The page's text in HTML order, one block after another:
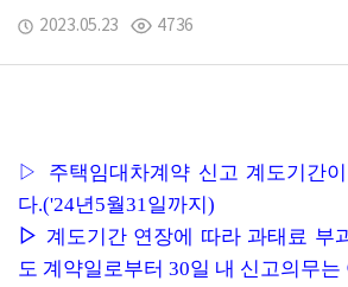
2023.05.23 4736
▷ 주택임대차계약 신고 계도기간
다.('24년5월31일까지)
▷ 계도기간 연장에 따라 과태료 부
도 계약일로부터 30일 내 신고의무는